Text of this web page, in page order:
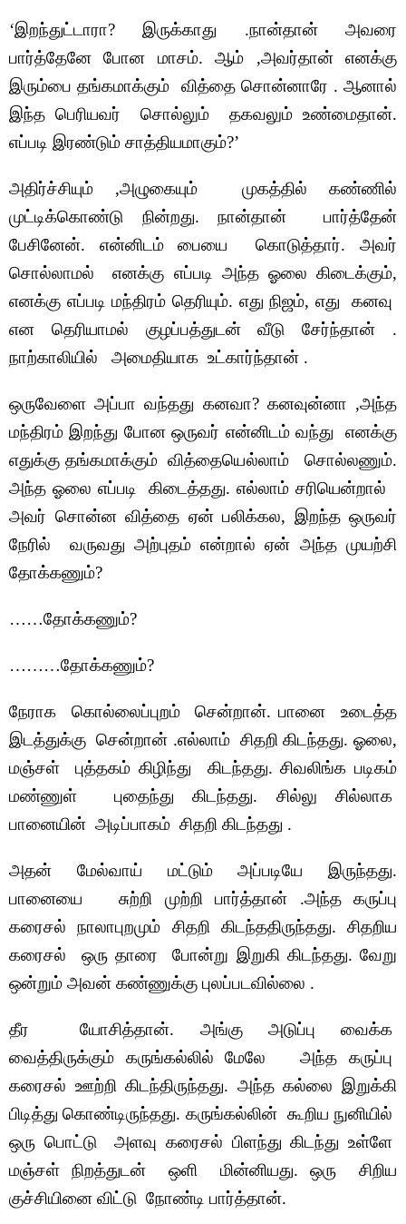
‘இறந்துட்டாரா? இருக்காது .நான்தான் அவரை
பார்த்தேனே போன மாசம். ஆம் ,அவர்தான் எனக்கு
இரும்பை தங்கமாக்கும் வித்தை சொன்னாரே . ஆனால்
இந்த பெரியவர் சொல்லும் தகவலும் உண்மைதான்.
எப்படி இரண்டும் சாத்தியமாகும்?’
அதிர்ச்சியும் ,அழுகையும் முகத்தில் கண்ணில்
முட்டிக்கொண்டு நின்றது. நான்தான் பார்த்தேன்
பேசினேன். என்னிடம் பையை கொடுத்தார். அவர்
சொல்லாமல் எனக்கு எப்படி அந்த ஓலை கிடைக்கும்,
எனக்கு எப்படி மந்திரம் தெரியும். எது நிஜம், எது கனவு
என தெரியாமல் குழப்பத்துடன் வீடு சேர்ந்தான் .
நாற்காலியில் அமைதியாக உட்கார்ந்தான் .
ஒருவேளை அப்பா வந்தது கனவா? கனவுன்னா ,அந்த
மந்திரம் இறந்து போன ஒருவர் என்னிடம் வந்து எனக்கு
எதுக்கு தங்கமாக்கும் வித்தையெல்லாம் சொல்லணும்.
அந்த ஓலை எப்படி கிடைத்தது. எல்லாம் சரியென்றால்
அவர் சொன்ன வித்தை ஏன் பலிக்கல, இறந்த ஒருவர்
நேரில் வருவது அற்புதம் என்றால்ஏன் அந்த முயற்சி
தோக்கணும்?
……தோக்கணும்?
………தோக்கணும்?
நேராக கொல்லைப்புறம் சென்றான். பானை உடைத்த
இடத்துக்கு சென்றான் .எல்லாம் சிதறி கிடந்தது. ஓலை,
மஞ்சள் புத்தகம் கிழிந்து கிடந்தது. சிவலிங்க படிகம்
மண்ணுள் புதைந்து கிடந்தது. சில்லு சில்லாக
பானையின் அடிப்பாகம் சிதறி கிடந்தது .
அதன் மேல்வாய் மட்டும் அப்படியே இருந்தது.
பானையை சுற்றி முற்றி பார்த்தான் .அந்த கருப்பு
கரைசல் நாலாபுறமும் சிதறி கிடந்ததிருந்தது. சிதறிய
கரைசல் ஒரு தாரை போன்று இறுகி கிடந்தது. வேறு
ஒன்றும் அவன் கண்ணுக்கு புலப்படவில்லை .
தீர யோசித்தான். அங்கு அடுப்பு வைக்க
வைத்திருக்கும் கருங்கல்லில் மேலே அந்த கருப்பு
கரைசல் ஊற்றி கிடந்திருந்தது. அந்த கல்லை இறுக்கி
பிடித்து கொண்டிருந்தது. கருங்கல்லின் கூறிய நுனியில்
ஒரு பொட்டு அளவு கரைசல் பிளந்து கிடந்து உள்ளே
மஞ்சள் நிறத்துடன் ஒளி மின்னியது. ஒரு சிறிய
குச்சியினை விட்டு நோண்டி பார்த்தான்.